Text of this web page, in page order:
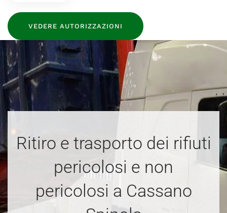
VEDERE AUTORIZZAZIONI
Ritiro e trasporto dei rifiuti
pericolosi e non
pericolosi a Cassano